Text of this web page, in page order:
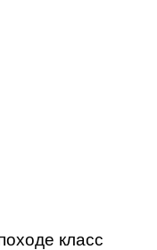
класс